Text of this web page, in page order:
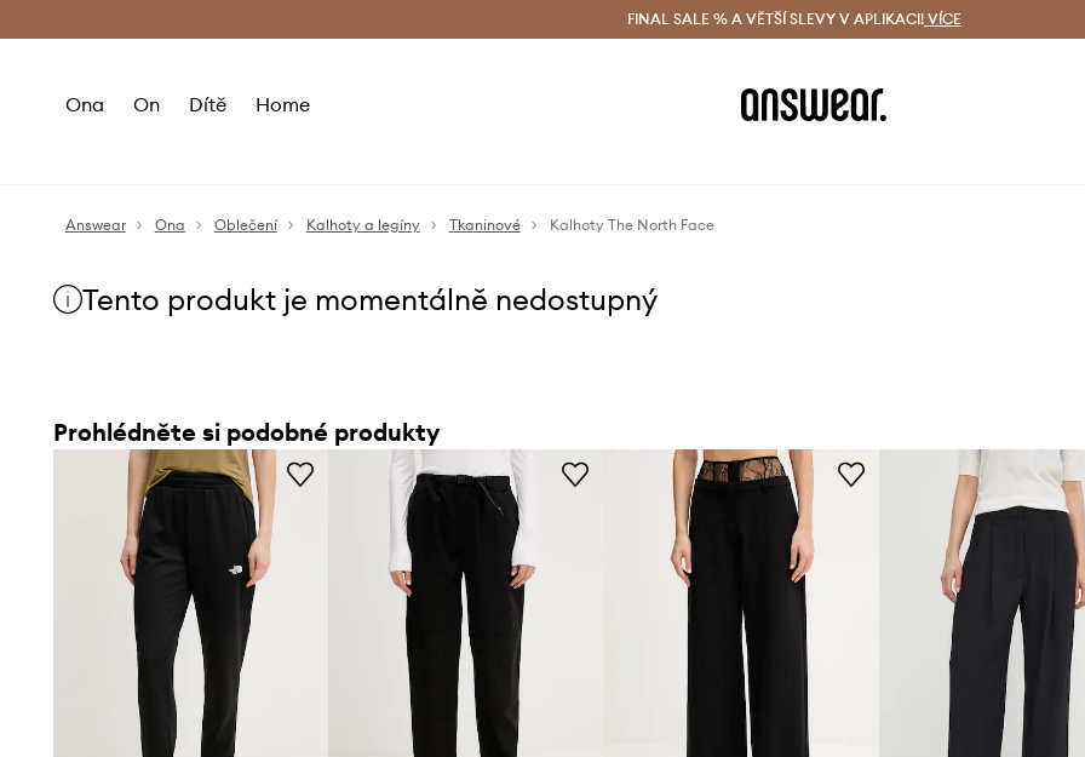
Doručení a vrácení zdarma (od 1800 Kč) Doručení i do 24 h
FINAL SALE % A VĚTŠÍ SLEVY V APLIKACI! VÍCE
Ona On Dítě Home
Answear Ona Oblečení Kalhoty a legíny Tkaninové Kalhoty The North Face
Tento produkt je momentálně nedostupný
Prohlédněte si podobné produkty